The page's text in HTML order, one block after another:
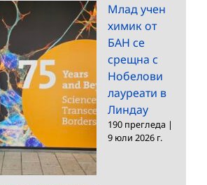
Млад учен
химик от
БАН се
срещна с
Нобелови
лауреати в
Линдау
190 прегледа |
9 юли 2026 г.